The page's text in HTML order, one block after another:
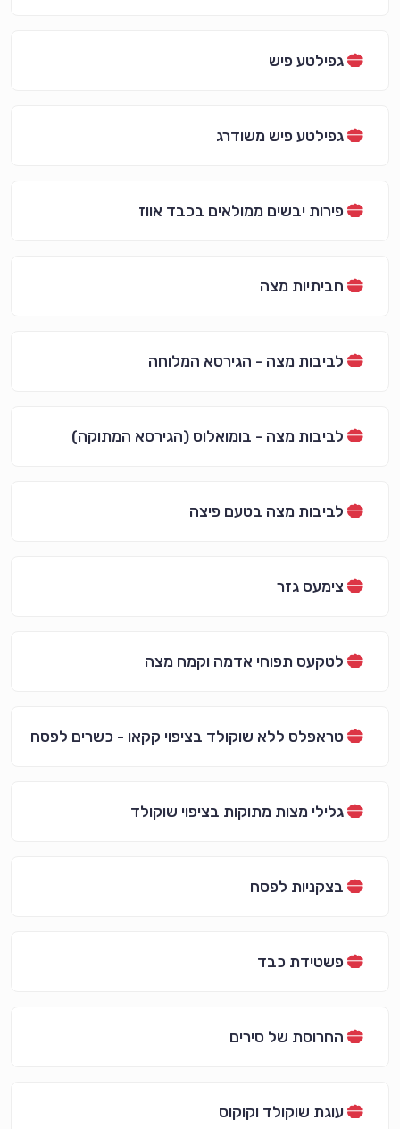
גפילטע פיש
גפילטע פיש משודרג
פירות יבשים ממולאים בכבד אווז
חביתיות מצה
לביבות מצה - הגירסא המלוחה
לביבות מצה - בומואלוס (הגירסא המתוקה)
לביבות מצה בטעם פיצה
צימעס גזר
לטקעס תפוחי אדמה וקמח מצה
טראפלס ללא שוקולד בציפוי קקאו - כשרים לפסח
גלילי מצות מתוקות בציפוי שוקולד
בצקניות לפסח
פשטידת כבד
החרוסת של סירים
עוגת שוקולד וקוקוס